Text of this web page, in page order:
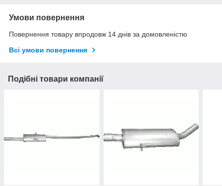
Умови повернення
Повернення товару впродовж 14 днів за домовленістю
Всі умови повернення
Подібні товари компанії